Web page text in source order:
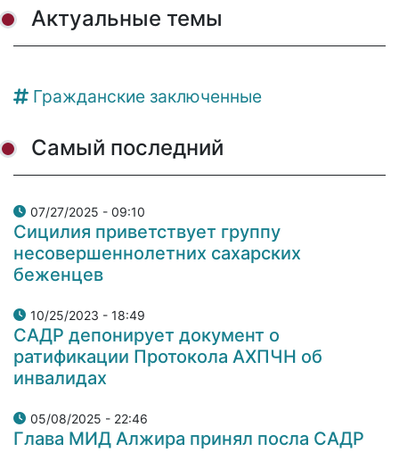
Актуальные темы
Гражданские заключенные
Самый последний
07/27/2025 - 09:10
Сицилия приветствует группу
несовершеннолетних сахарских
беженцев
10/25/2023 - 18:49
САДР депонирует документ о
ратификации Протокола АХПЧН об
инвалидах
05/08/2025 - 22:46
Глава МИД Алжира принял посла САДР